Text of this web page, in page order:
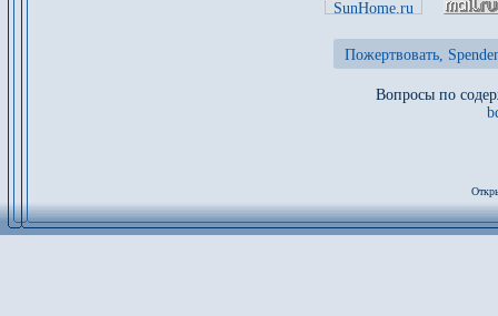
Пожертвовать,
Вопросы по